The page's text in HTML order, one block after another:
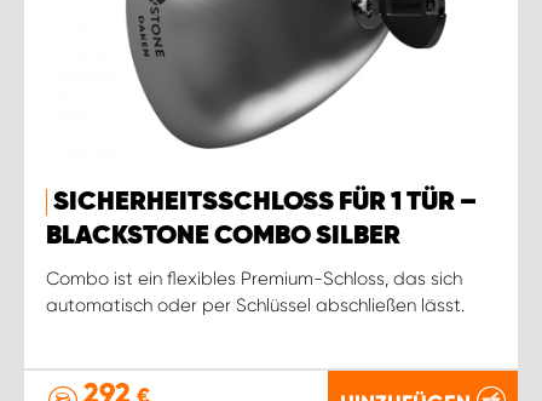
SICHERHEITSSCHLOSS FÜR 1 TÜR –
BLACKSTONE COMBO SILBER
Combo ist ein flexibles Premium-Schloss, das sich
automatisch oder per Schlüssel abschließen lässt.
292